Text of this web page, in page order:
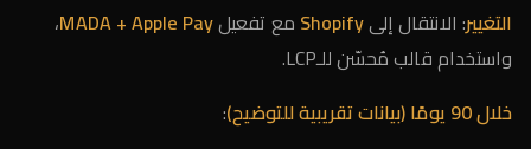
التغيير: الانتقال إلىShopify مع تفعيلMADA + Apple Pay،
واستخدام قالب مُحسّن للـLCP.
خلال 90 يومًا (بيانات تقريبية للتوضيح)
: